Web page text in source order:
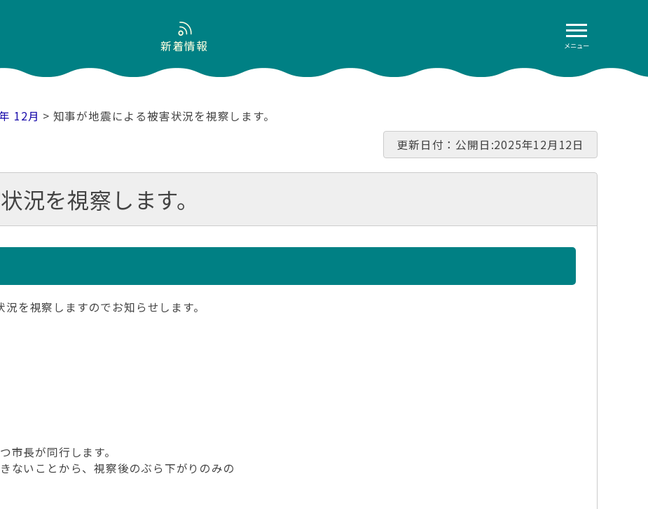
メニュー
新着情報
12月 > 知事が地震による被害状況を視察します。
更新日付：公開日:2025年12月12日
況を視察します。
を視察しますのでお知らせします。
市長が同行します。
ないことから、視察後のぶら下がりのみの